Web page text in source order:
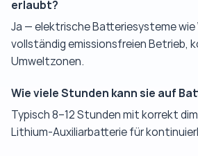
erlaubt?
Ja — elektrische Batteriesysteme wie
vollständig emissionsfreien Betrieb,
Umweltzonen.
Wie viele Stunden kann sie auf
Typisch 8–12 Stunden mit korrekt
Lithium-Auxiliarbatterie für